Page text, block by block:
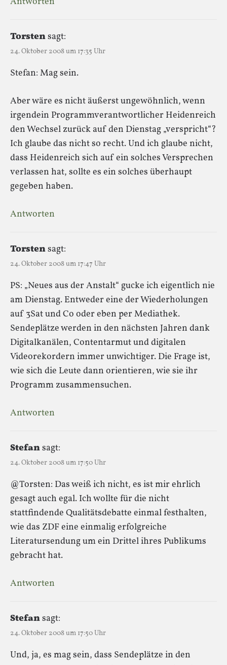
Torstensagt:
24. Oktober 2008 um 17:35 Uhr
Stefan: Mag sein.
Aber wäre es nicht äußerst ungewöhnlich, wenn
irgendein Programmverantwortlicher Heidenreich
den Wechsel zurück auf den Dienstag „verspricht“?
Ich glaube das nicht so recht. Und ich glaube nicht,
dass Heidenreich sich auf ein solches Versprechen
verlassen hat, sollte es ein solches überhaupt
gegeben haben.
Antworten
Torstensagt:
24. Oktober 2008 um 17:47 Uhr
PS: „Neues aus der Anstalt“ gucke ich eigentlich nie
am Dienstag. Entweder eine der Wiederholungen
auf 3Sat und Co oder eben per Mediathek.
Sendeplätze werden in den nächsten Jahren dank
Digitalkanälen, Contentarmut und digitalen
Videorekordern immer unwichtiger. Die Frage ist,
wie sich die Leute dann orientieren, wie sie ihr
Programm zusammensuchen.
Antworten
Stefansagt:
24. Oktober 2008 um 17:50 Uhr
@Torsten: Das weiß ich nicht, es ist mir ehrlich
gesagt auch egal. Ich wollte für die nicht
stattfindende Qualitätsdebatte einmal festhalten,
wie das ZDF eine einmalig erfolgreiche
Literatursendung um ein Drittel ihres Publikums
gebracht hat.
Antworten
Stefansagt:
24. Oktober 2008 um 17:50 Uhr
Und, ja, es mag sein, dass Sendeplätze in den